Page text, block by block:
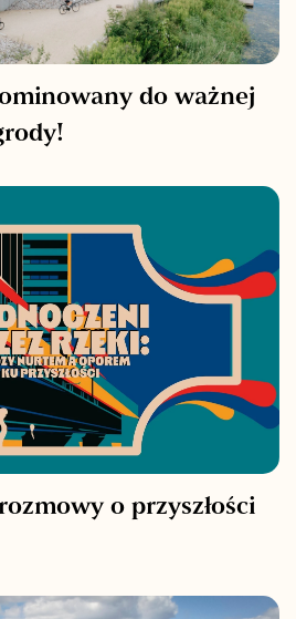
do ważnej
o przyszłości